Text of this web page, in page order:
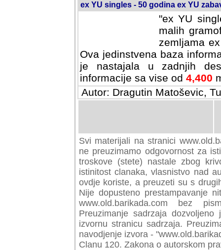
ex YU singles - 50 godina ex YU
"ex YU
malih
zemljama
Ova jedinstvena baza
je nastajala u zadnjih
informacije sa vise od 4,400
Autor: Dragutin Matoševic,
Svi materijali na stranici
preuzimamo odgovornost za
troskove (stete) nastale zbog
istinitost clanaka, vlasnistvo nad
ovdje koriste, a preuzeti su s
Nije dopusteno prestampavanje
www.old.barikada.com bez
Preuzimanje sadrzaja
izvornu stranicu sadrzaja.
navodjenje izvora -
Clanu 120. Zakona o autorskom